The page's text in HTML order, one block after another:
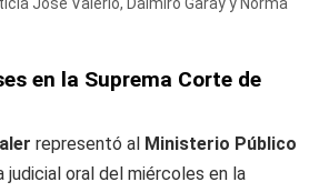
en la Suprema Corte de
representó al Ministerio Público
judicial oral del miércoles en la